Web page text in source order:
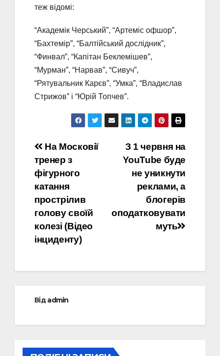
теж відомі:
“Академік Черський”, “Артеміс офшор”,
“Бахтемір”, “Балтійський дослідник”,
“Финвал”, “Капітан Беклемішев”,
“Мурман”, “Нарвав”, “Сивуч”,
“Рятувальник Карєв”, “Умка”, “Владислав
Стрижов” і “Юрій Топчев”.
Навігація
записів
З 1 червня на
YouTube буде
не уникнути
реклами, а
блогерів
оподатковувати
муть
На Московії
тренер з
фігурного
катання
прострілив
голову своїй
колезі (Відео
інциденту)
Відadmin